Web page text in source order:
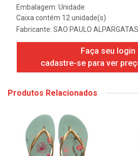
Embalagem: Unidade
Caixa contém 12 unidade(s)
Fabricante: SAO PAULO
Faça seu login
cadastre-se para ver
Produtos Relacionados